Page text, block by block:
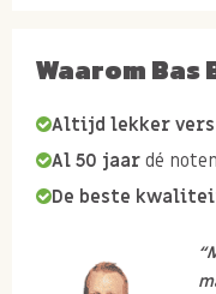
Waarom Bas
Altijd lekker vers
Al 50 jaar dé
De beste